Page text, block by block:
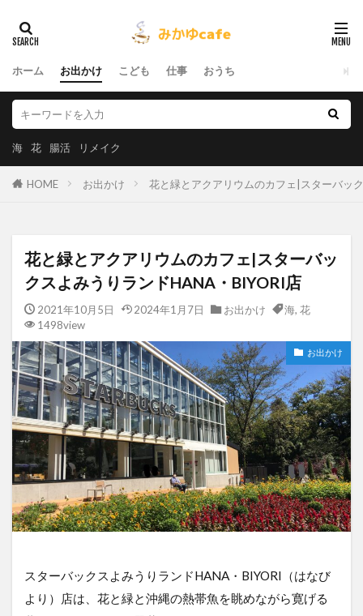
ホーム お出かけ こども 仕事 おうち
海 花 腸活 リメイク
HOME お出かけ 花と緑とアクアリウムのカフェ|スターバッ
花と緑とアクアリウムのカフェ|スターバッ
クスよみうりランドHANA・BIYORI店
2021年10月5日 2024年1月7日 お出かけ 海, 花
1498view
お出かけ
スターバックスよみうりランドHANA・BIYORI（はなび
より）店は、花と緑と沖縄の熱帯魚を眺めながら寛げる